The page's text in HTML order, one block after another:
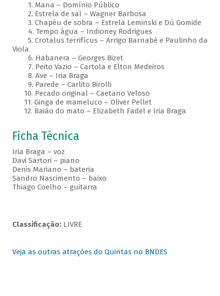
1. Mana – Domínio Público
2. Estrela de sal – Wagner Barbosa
3. Chapéu de sobra – Estrela Leminski e Dú Gomide
4. Tempo água – Indioney Rodrigues
5. Crotalus terrifícus – Arrigo Barnabé e Paulinho da
Viola
6. Habanera – Georges Bizet
7. Peito Vazio – Cartola e Elton Medeiros
8. Ave – Iria Braga
9. Parede – Carlito Birolli
10. Pecado original – Caetano Veloso
11. Ginga de mameluco – Oliver Pellet
12. Baião do mato – Elizabeth Fadel e Iria Braga
Ficha Técnica
Iria Braga – voz
Davi Sartori – piano
Denis Mariano – bateria
Sandro Nascimento – baixo
Thiago Coelho – guitarra
Classificação: LIVRE
Veja as outras atrações do Quintas no BNDES